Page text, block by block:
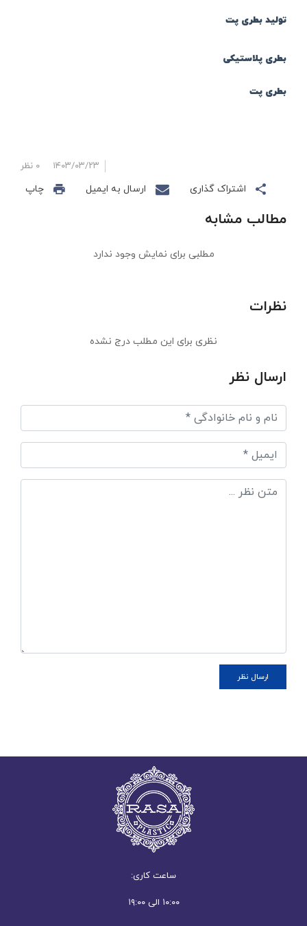
تولید بطری پت
بطری پلاستیکی
بطری پت
۱۴۰۳/۰۳/۲۳ ۰ نظر
اشتراک گذاری ارسال به ایمیل چاپ
مطالب مشابه
مطلبی برای نمایش وجود ندارد
نظرات
نظری برای این مطلب درج نشده
ارسال نظر
ساعت کاری:
۱۰:۰۰ الی ۱۹:۰۰